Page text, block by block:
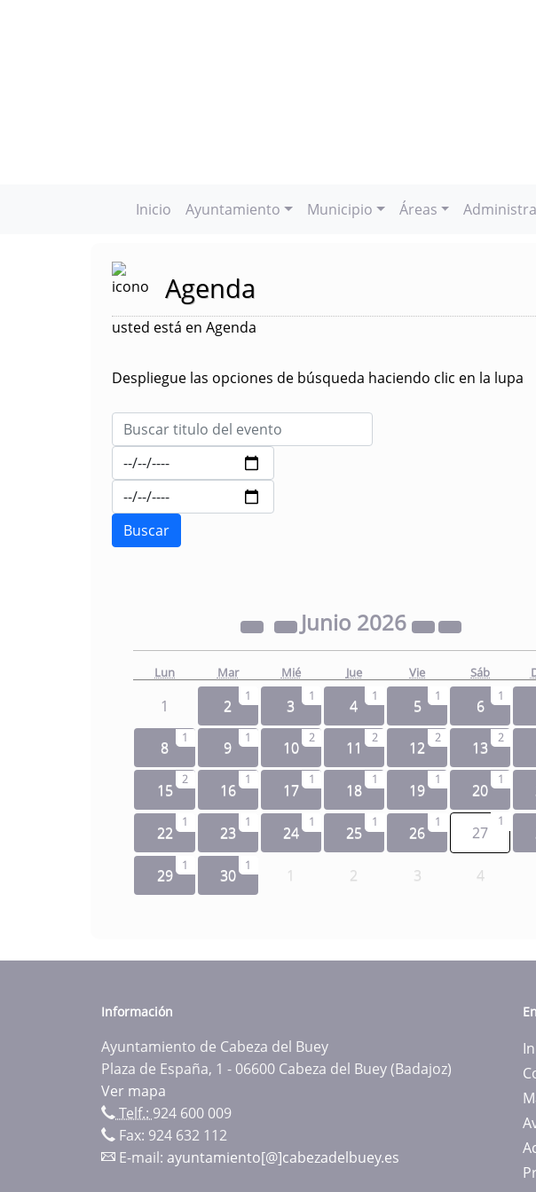
Inicio Ayuntamiento Municipio Áreas
Agenda
usted está en Agenda
Despliegue las opciones de búsqueda haciendo clic en la lupa
Junio 2026
Lun Mar Mié Jue Vie Sáb
1 2
1
3
1
4
1
5
1
6
1
8
1
9
1
10
2
11
2
12
2
13
2
15
2
16
1
17
1
18
1
19
1
20
1
22
1
23
1
24
1
25
1
26
1
27
1
29
1
30
1
1 2 3 4
Información
Ayuntamiento de Cabeza del Buey
Plaza de España, 1 - 06600 Cabeza del Buey (Badajoz)
Ver mapa
Telf.: 924 600 009
Fax: 924 632 112
E-mail: ayuntamiento[@]cabezadelbuey.es